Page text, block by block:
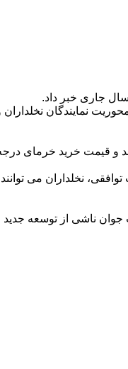
جاری خبر داد.
نمایندگان نخلداران و
هر کیلوگرم خرمای درجه دو ۱۵٪ کمتر از خرمای درجه یک به
نخلداران می